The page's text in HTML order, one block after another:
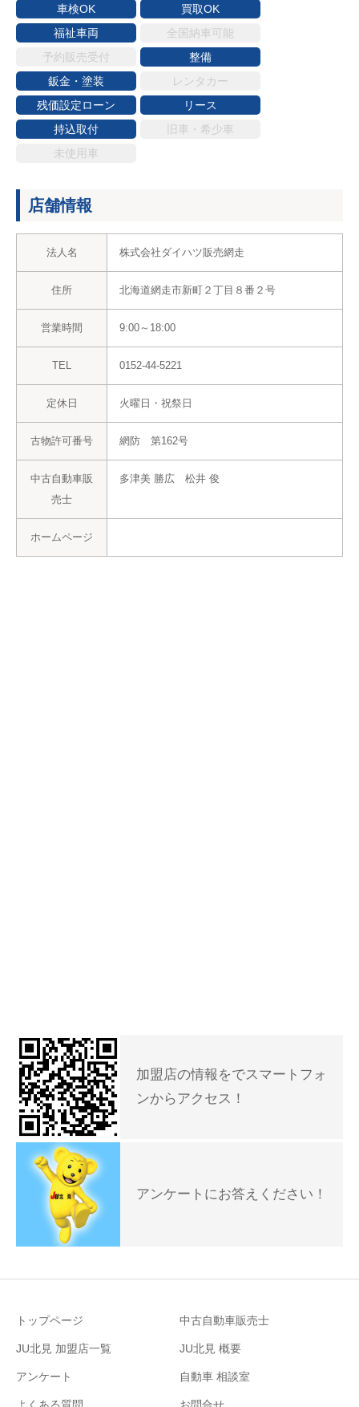
車検OK
買取OK
福祉車両
全国納車可能
予約販売受付
整備
鈑金・塗装
レンタカー
残価設定ローン
リース
持込取付
旧車・希少車
未使用車
店舗情報
法人名 株式会社ダイハツ販売網走
住所 北海道網走市新町２丁目８番２号
営業時間 9:00～18:00
TEL 0152-44-5221
定休日 火曜日・祝祭日
古物許可番号 網防 第162号
中古自動車販
売士
多津美 勝広 松井 俊
ホームページ
加盟店の情報をでスマートフォ
ンからアクセス！
アンケートにお答えください！
トップページ 中古自動車販売士
JU北見 加盟店一覧 JU北見 概要
アンケート 自動車 相談室